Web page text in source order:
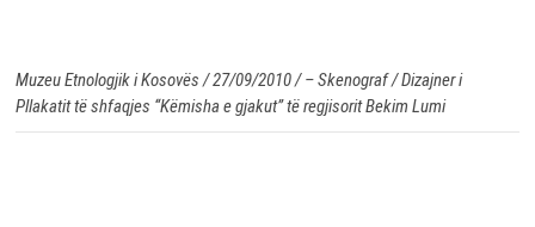
Muzeu Etnologjik i Kosovës / 27/09/2010 / – Skenograf / Dizajner i
Pllakatit të shfaqjes “Këmisha e gjakut” të regjisorit Bekim Lumi